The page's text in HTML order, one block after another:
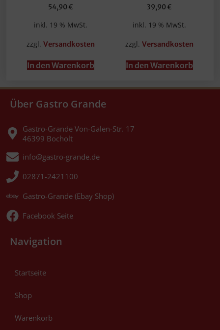
54,90 €
inkl. 19 % MwSt.
zzgl.Versandkosten
In den Warenkorb
39,90 €
inkl. 19 % MwSt.
zzgl. Versandkosten
In den Warenkorb
Über Gastro Grande
Gastro-Grande Von-Galen-Str. 17
46399 Bocholt
info@gastro-grande.de
02871-2421100
Gastro-Grande (Ebay Shop)
Facebook Seite
Navigation
Startseite
Shop
Warenkorb